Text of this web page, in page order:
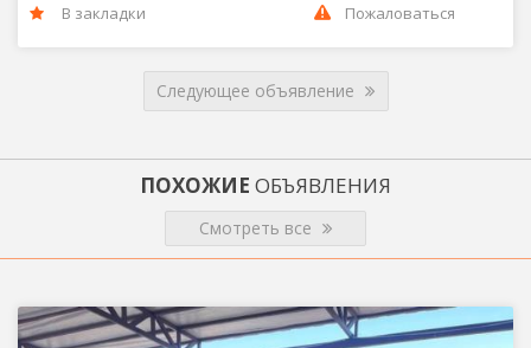
В закладки Пожаловаться
Следующее объявление
ПОХОЖИЕ ОБЪЯВЛЕНИЯ
Смотреть все